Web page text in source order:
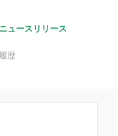
ニュースリリース
歴